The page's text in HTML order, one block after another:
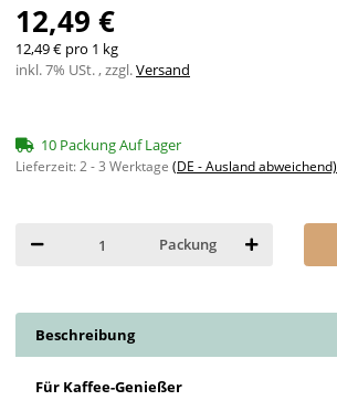
12,49 €
12,49 € pro 1 kg
inkl. 7% USt. , zzgl.Versand
10 Packung Auf Lager
Lieferzeit:2 - 3 Werktage (DE - Ausland abweichend)
Packung
Beschreibung
Für Kaffee-Genießer